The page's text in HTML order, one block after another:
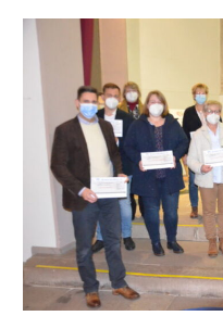
Spende
des
Fördervereins
Alte
Kirche
Sargenzell